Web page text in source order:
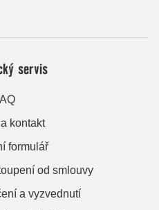
servis
kontakt
formulář
od smlouvy
a vyzvednutí